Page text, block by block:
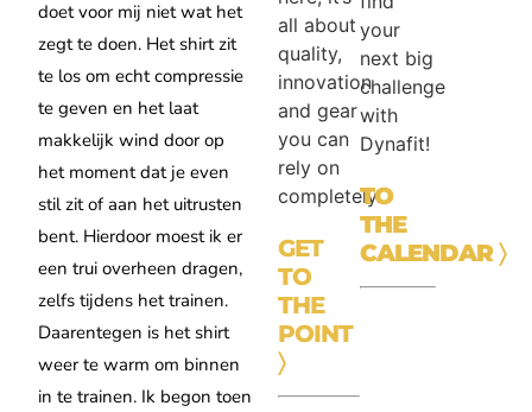
doet voor mij niet wat het
zegt te doen. Het shirt zit
te los om echt compressie
te geven en het laat
makkelijk wind door op
het moment dat je even
stil zit of aan het uitrusten
bent. Hierdoor moest ik er
een trui overheen dragen,
zelfs tijdens het trainen.
Daarentegen is het shirt
weer te warm om binnen
in te trainen. Ik begon toen
all about
quality,
innovation
and gear
you can
rely on
completely.
GET
TO
THE
POINT
〉
your
next big
challenge
with
Dynafit!
TO
THE
CALENDAR〉